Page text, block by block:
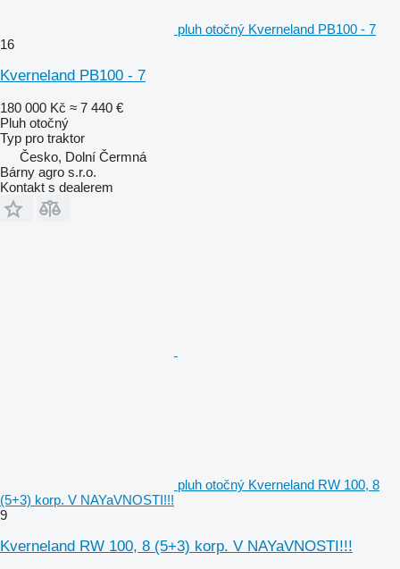
pluh otočný Kverneland PB100 - 7
16
Kverneland PB100 - 7
180 000 Kč ≈ 7 440 €
Pluh otočný
Typ pro traktor
Česko, Dolní Čermná
Bárny agro s.r.o.
Kontakt s dealerem
pluh otočný Kverneland RW 100, 8
(5+3) korp. V NAYaVNOSTI!!!
9
Kverneland RW 100, 8 (5+3) korp. V NAYaVNOSTI!!!